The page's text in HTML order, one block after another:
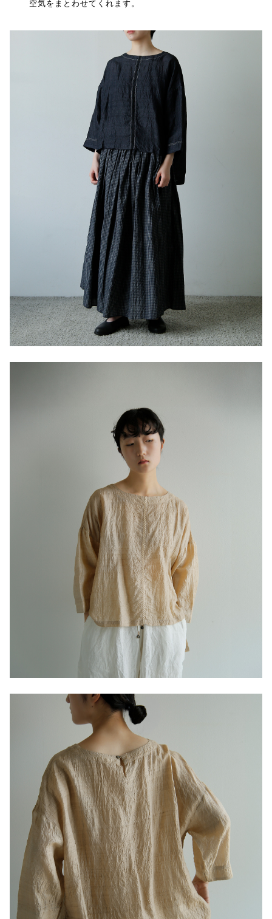
空気をまとわせてくれます。